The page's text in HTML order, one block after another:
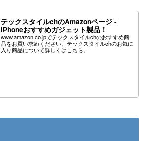
テックスタイルchのAmazonページ -
iPhoneおすすめガジェット製品！
www.amazon.co.jpでテックスタイルchのおすすめ商
品をお買い求めください。テックスタイルchのお気に
入り商品について詳しくはこちら。